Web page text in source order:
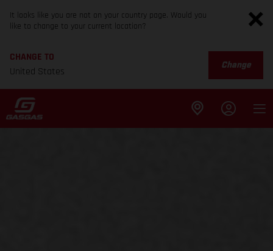
It looks like you are not on your country page. Would you
like to change to your current location?
CHANGE TO
United States
Change